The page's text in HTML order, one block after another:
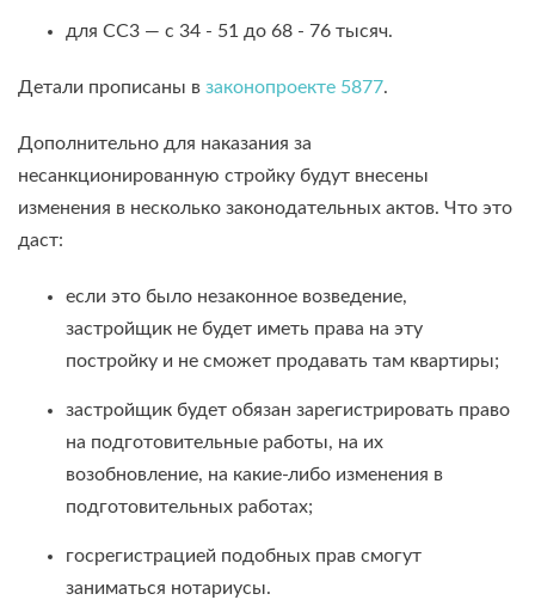
для СС3 — с 34 - 51 до 68 - 76 тысяч.
Детали прописаны в законопроекте 5877.
Дополнительно для наказания за
несанкционированную стройку будут внесены
изменения в несколько законодательных актов. Что это
даст:
если это было незаконное возведение,
застройщик не будет иметь права на эту
постройку и не сможет продавать там квартиры;
застройщик будет обязан зарегистрировать право
на подготовительные работы, на их
возобновление, на какие-либо изменения в
подготовительных работах;
госрегистрацией подобных прав смогут
заниматься нотариусы.